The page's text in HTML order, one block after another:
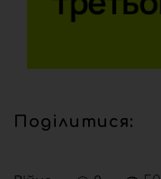
Поділитися: